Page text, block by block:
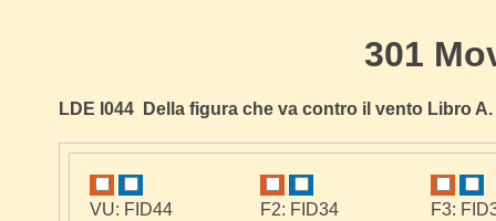
301
LDE I044 Della figura che va contro il vento Libro A.
VU: FID44 F2: FID34 F3: